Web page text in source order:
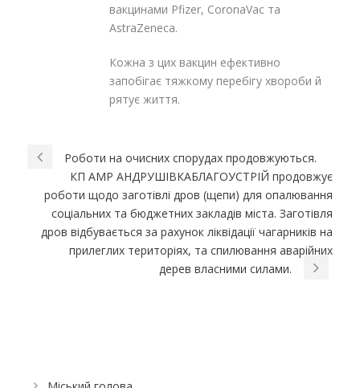
вакцинами Pfizer, CoronaVac та
AstraZeneca.
Кожна з цих вакцин ефективно
запобігає тяжкому перебігу хвороби й
рятує життя.
Роботи на очисних спорудах продовжуються.
КП АМР АНДРУШІВКАБЛАГОУСТРІЙ продовжує
роботи щодо заготівлі дров (щепи) для опалювання
соціальних та бюджетних закладів міста. Заготівля
дров відбувається за рахунок ліквідації чагарників на
прилеглих територіях, та спилювання аварійних
дерев власними силами.